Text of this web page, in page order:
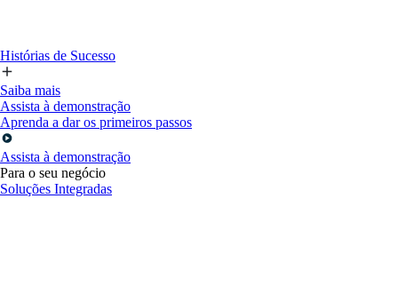
Histórias de Sucesso
Saiba mais
Assista à demonstração
Aprenda a dar os primeiros passos
Assista à demonstração
Para o seu negócio
Soluções Integradas